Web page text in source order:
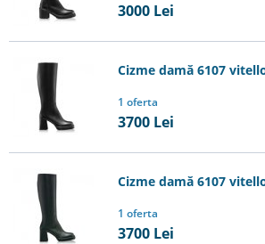
3000 Lei
Cizme damă 6107
1 oferta
3700 Lei
Cizme damă 6107
1 oferta
3700 Lei